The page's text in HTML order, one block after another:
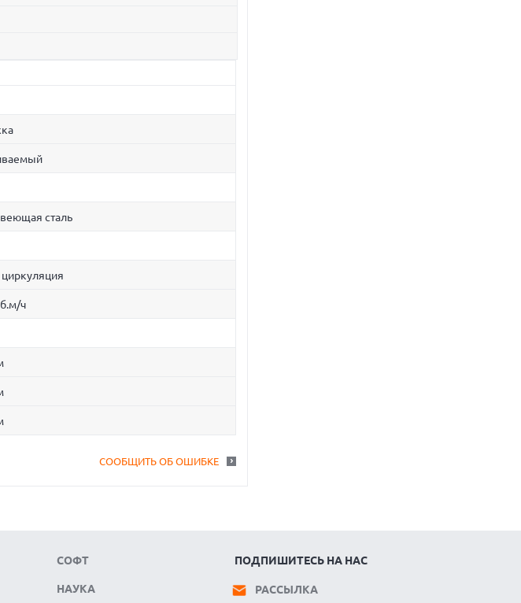
сталь
циркуляция
ч
СООБЩИТЬ ОБ ОШИБКЕ
СОФТ
НАУКА
ПОДПИШИТЕСЬ НА НАС
РАССЫЛКА